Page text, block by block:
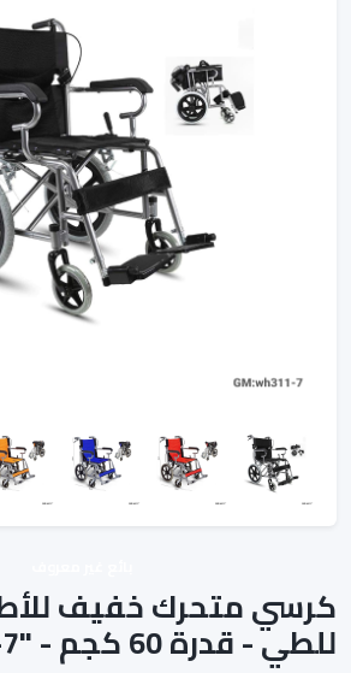
كرسي متحرك خفيف
للطي - قدرة 60 كجم - "wh311-7"